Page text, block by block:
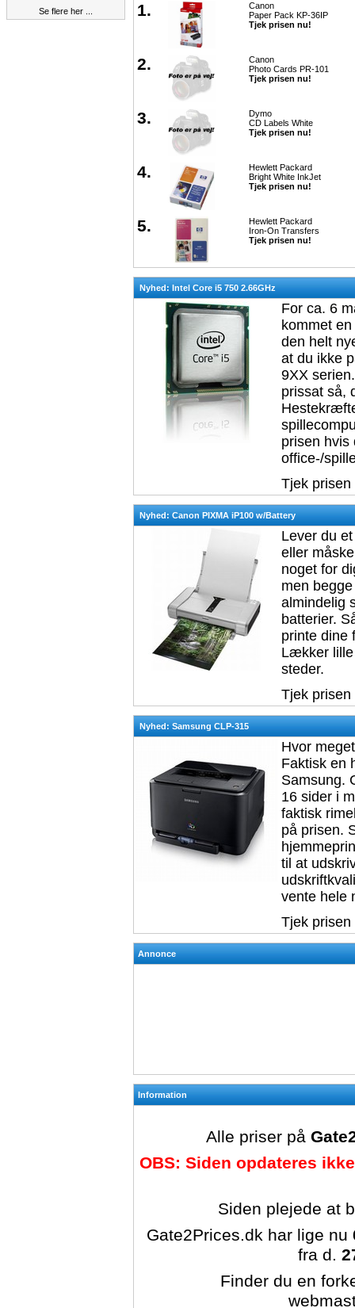
Se flere her ... 1.
Canon
Paper Pack KP-36IP
Tjek prisen nu!
2.
Canon
Photo Cards PR-101
Tjek prisen nu!
3.
Dymo
CD Labels White
Tjek prisen nu!
4.
Hewlett Packard
Bright White InkJet
Tjek prisen nu!
5.
Hewlett Packard
Iron-On Transfers
Tjek prisen nu!
Nyhed: Intel Core i5 750 2.66GHz
For ca. 6
kommet
den helt
at du ikke
9XX
prissat så,
prisen hvis
office-/
Tjek
Nyhed: Canon PIXMA iP100 w/Battery
Lever du
eller
noget for
men
almindelig
batterier.
printe dine
Lækker lille
steder.
Tjek
Nyhed: Samsung CLP-315
Hvor
Faktisk en
Samsung.
16 sider i
faktisk
på prisen.
til at
vente hele
Tjek
Annonce
Information
Alle priser på
OBS: Siden opdateres
Siden plejede at
Gate2Prices.dk har lige nu
fra d.
Finder du en